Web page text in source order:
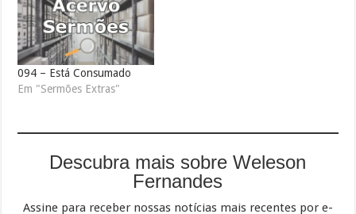
094 – Está Consumado
Em "Sermões Extras"
Descubra mais sobre Weleson
Fernandes
Assine para receber nossas notícias mais recentes por e-